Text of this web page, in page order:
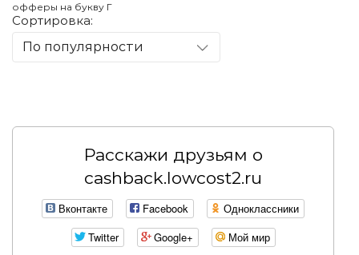
офферы на букву Г
Сортировка:
По популярности
Расскажи друзьям о
cashback.lowcost2.ru
Вконтакте Facebook
Одноклассники
Twitter
Google+
Мой мир